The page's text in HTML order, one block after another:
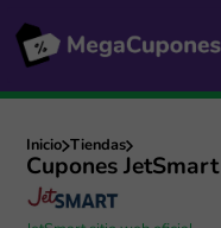
Inicio Tiendas
Cupones JetSmart